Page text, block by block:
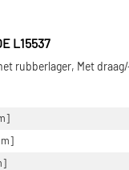
L15537
rubberlager, Met